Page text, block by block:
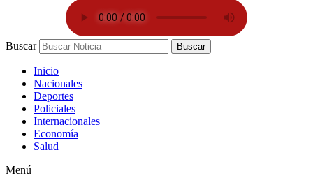
Buscar Buscar
Inicio
Nacionales
Deportes
Policiales
Internacionales
Economía
Salud
Menú